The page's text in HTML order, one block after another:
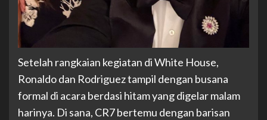
Setelah rangkaian kegiatan di White House,
Ronaldo dan Rodriguez tampil dengan busana
formal di acara berdasi hitam yang digelar malam
harinya. Di sana, CR7 bertemu dengan barisan